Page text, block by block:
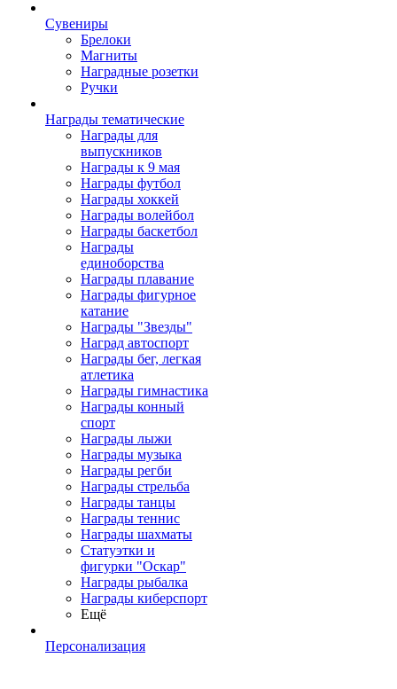
Сувениры
Брелоки
Магниты
Наградные розетки
Ручки
Награды тематические
Награды для
выпускников
Награды к 9 мая
Награды футбол
Награды хоккей
Награды волейбол
Награды баскетбол
Награды
единоборства
Награды плавание
Награды фигурное
катание
Награды "Звезды"
Наград автоспорт
Награды бег, легкая
атлетика
Награды гимнастика
Награды конный
спорт
Награды лыжи
Награды музыка
Награды регби
Награды стрельба
Награды танцы
Награды теннис
Награды шахматы
Статуэтки и
фигурки "Оскар"
Награды рыбалка
Награды киберспорт
Ещё
Персонализация